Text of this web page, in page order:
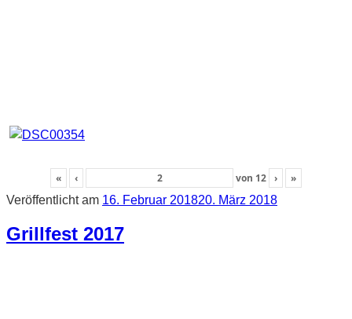
« ‹ von 12 ›
»
Veröffentlicht am 16. Februar 201820. März 2018
Grillfest 2017